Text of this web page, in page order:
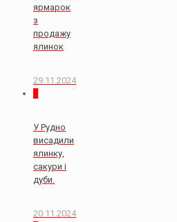
ярмарок
з
продажу
ялинок
29.11.2024
У Рудно
висадили
ялинку,
сакури і
дуби.
20.11.2024